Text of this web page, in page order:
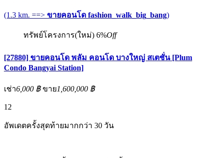
(1.3 km. ==> ขายคอนโด fashion_walk_big_bang)
ทรัพย์โครงการ(ใหม่) 6%Off
[27880] ขายคอนโด พลัม คอนโด บางใหญ่ สเตชั่น [Plum
Condo Bangyai Station]
เช่า6,000 ฿ ขาย1,600,000 ฿
12
อัพเดตครั้งสุดท้ายมากกว่า 30 วัน